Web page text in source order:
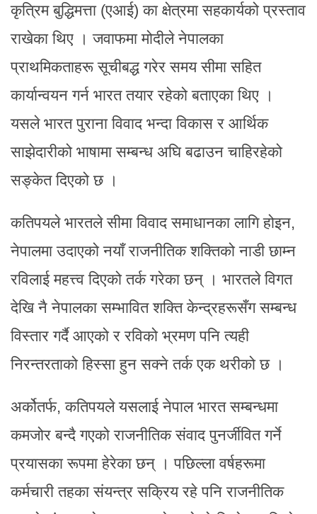
कृत्रिम बुद्धिमत्ता (एआई) का क्षेत्रमा सहकार्यको प्रस्ताव
राखेका थिए । जवाफमा मोदीले नेपालका
प्राथमिकताहरू सूचीबद्ध गरेर समय सीमा सहित
कार्यान्वयन गर्न भारत तयार रहेको बताएका थिए ।
यसले भारत पुराना विवाद भन्दा विकास र आर्थिक
साझेदारीको भाषामा सम्बन्ध अघि बढाउन चाहिरहेको
सङ्केत दिएको छ ।
कतिपयले भारतले सीमा विवाद समाधानका लागि होइन,
नेपालमा उदाएको नयाँ राजनीतिक शक्तिको नाडी छाम्न
रविलाई महत्त्व दिएको तर्क गरेका छन् । भारतले विगत
देखि नै नेपालका सम्भावित शक्ति केन्द्रहरूसँग सम्बन्ध
विस्तार गर्दै आएको र रविको भ्रमण पनि त्यही
निरन्तरताको हिस्सा हुन सक्ने तर्क एक थरीको छ ।
अर्कोतर्फ, कतिपयले यसलाई नेपाल भारत सम्बन्धमा
कमजोर बन्दै गएको राजनीतिक संवाद पुनर्जीवित गर्ने
प्रयासका रूपमा हेरेका छन् । पछिल्ला वर्षहरूमा
कर्मचारी तहका संयन्त्र सक्रिय रहे पनि राजनीतिक